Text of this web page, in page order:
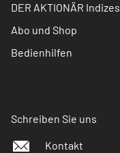
DER AKTIONÄR Indizes
Abo und Shop
Bedienhilfen
Schreiben Sie uns
Kontakt